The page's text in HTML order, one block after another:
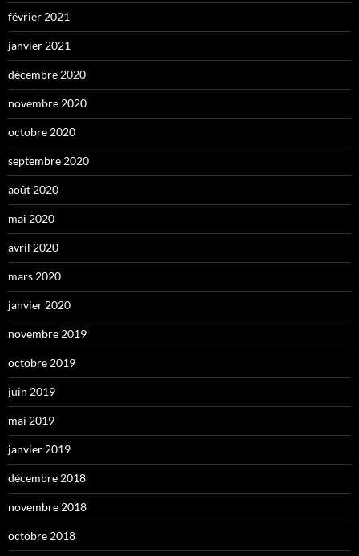
février 2021
janvier 2021
décembre 2020
novembre 2020
octobre 2020
septembre 2020
août 2020
mai 2020
avril 2020
mars 2020
janvier 2020
novembre 2019
octobre 2019
juin 2019
mai 2019
janvier 2019
décembre 2018
novembre 2018
octobre 2018